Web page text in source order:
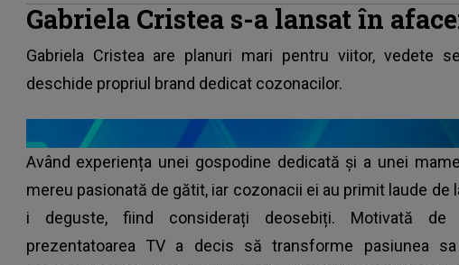
Gabriela Cristea s-a lansat în
Gabriela Cristea are planuri mari pentru viitor, vedete
deschide propriul brand dedicat cozonacilor.
Având experiența unei gospodine dedicată și a unei
mereu pasionată de gătit, iar cozonacii ei au primit laude de
i deguste, fiind considerați deosebiți. Motivată de
prezentatoarea TV a decis să transforme pasiunea